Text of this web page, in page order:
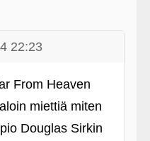
22:23
From Heaven
miettiä miten
Douglas Sirkin